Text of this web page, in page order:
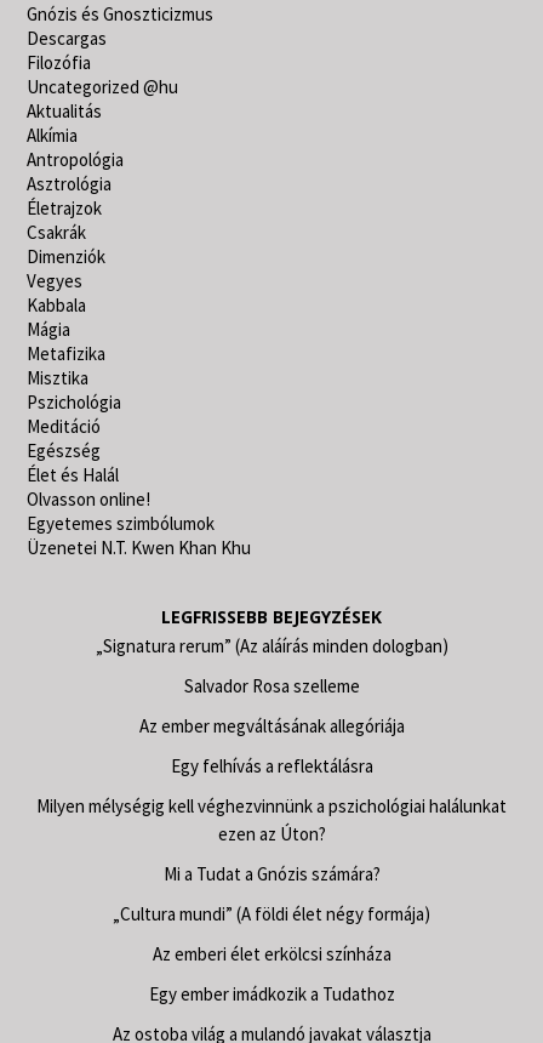
Gnózis és Gnoszticizmus
Descargas
Filozófia
Uncategorized @hu
Aktualitás
Alkímia
Antropológia
Asztrológia
Életrajzok
Csakrák
Dimenziók
Vegyes
Kabbala
Mágia
Metafizika
Misztika
Pszichológia
Meditáció
Egészség
Élet és Halál
Olvasson online!
Egyetemes szimbólumok
Üzenetei N.T. Kwen Khan Khu
LEGFRISSEBB BEJEGYZÉSEK
„Signatura rerum” (Az aláírás minden dologban)
Salvador Rosa szelleme
Az ember megváltásának allegóriája
Egy felhívás a reflektálásra
Milyen mélységig kell véghezvinnünk a pszichológiai halálunkat
ezen az Úton?
Mi a Tudat a Gnózis számára?
„Cultura mundi” (A földi élet négy formája)
Az emberi élet erkölcsi színháza
Egy ember imádkozik a Tudathoz
Az ostoba világ a mulandó javakat választja